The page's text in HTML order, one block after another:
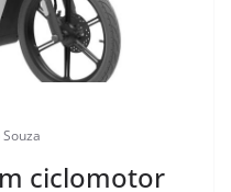
ciclomotor